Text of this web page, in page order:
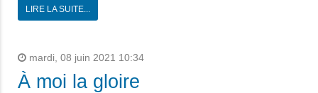
LIRE LA SUITE...
mardi, 08 juin 2021 10:34
À moi la gloire